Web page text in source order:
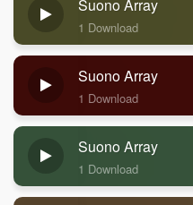
Suono Array
1 Download
Suono Array
1 Download
Suono Array
1 Download